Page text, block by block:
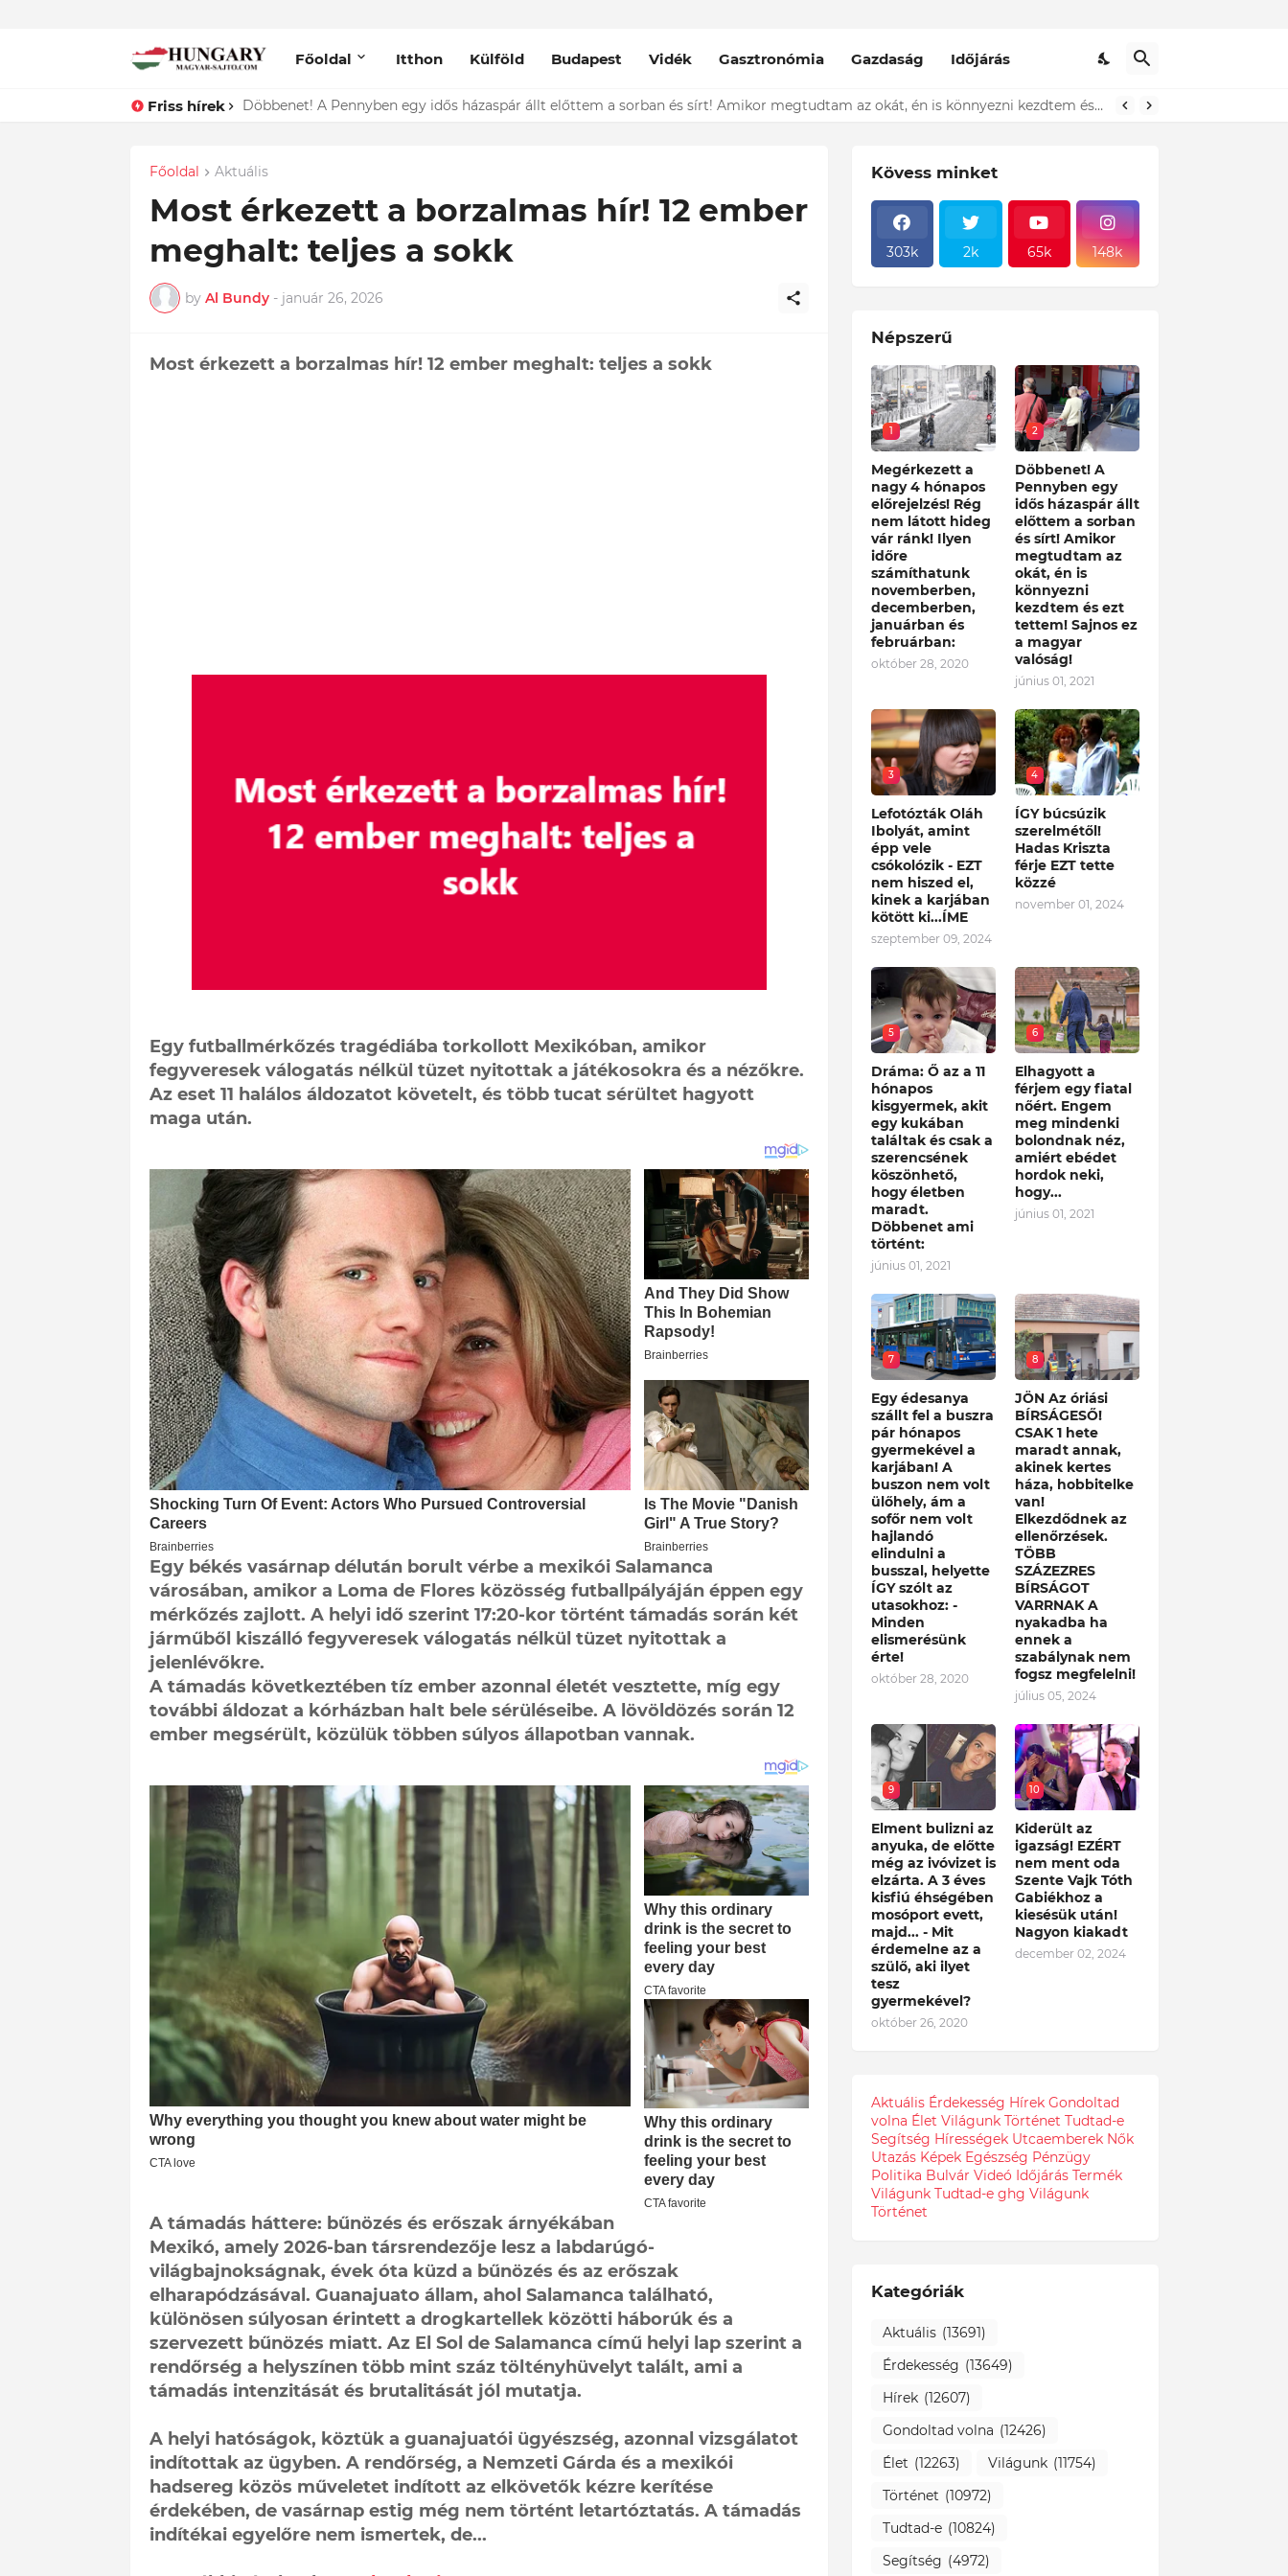
Főoldal Itthon Külföld Budapest Vidék Gasztronómia Gazdaság Időjárás
Friss hírek Lefotózták Oláh Ibolyát, amint épp vele csókolózik - EZT nem hiszed el, kinek a karjában kötött ki...ÍME
Főoldal Aktuális
Most érkezett a borzalmas hír! 12 ember
meghalt: teljes a sokk
by Al Bundy - január 26, 2026
Most érkezett a borzalmas hír! 12 ember meghalt: teljes a sokk
Egy futballmérkőzés tragédiába torkollott Mexikóban, amikor
fegyveresek válogatás nélkül tüzet nyitottak a játékosokra és a nézőkre.
Az eset 11 halálos áldozatot követelt, és több tucat sérültet hagyott
maga után.
Egy békés vasárnap délután borult vérbe a mexikói Salamanca
városában, amikor a Loma de Flores közösség futballpályáján éppen egy
mérkőzés zajlott. A helyi idő szerint 17:20-kor történt támadás során két
járműből kiszálló fegyveresek válogatás nélkül tüzet nyitottak a
jelenlévőkre.
A támadás következtében tíz ember azonnal életét vesztette, míg egy
további áldozat a kórházban halt bele sérüléseibe. A lövöldözés során 12
ember megsérült, közülük többen súlyos állapotban vannak.
A támadás háttere: bűnözés és erőszak árnyékában
Mexikó, amely 2026-ban társrendezője lesz a labdarúgó-
világbajnokságnak, évek óta küzd a bűnözés és az erőszak
elharapódzásával. Guanajuato állam, ahol Salamanca található,
különösen súlyosan érintett a drogkartellek közötti háborúk és a
szervezett bűnözés miatt. Az El Sol de Salamanca című helyi lap szerint a
rendőrség a helyszínen több mint száz töltényhüvelyt talált, ami a
támadás intenzitását és brutalitását jól mutatja.
A helyi hatóságok, köztük a guanajuatói ügyészség, azonnal vizsgálatot
indítottak az ügyben. A rendőrség, a Nemzeti Gárda és a mexikói
hadsereg közös műveletet indított az elkövetők kézre kerítése
érdekében, de vasárnap estig még nem történt letartóztatás. A támadás
indítékai egyelőre nem ismertek, de...
Kövess minket
303k 2k 65k 148k
Népszerű
1
Megérkezett a
nagy 4 hónapos
előrejelzés! Rég
nem látott hideg
vár ránk! Ilyen
időre
számíthatunk
novemberben,
decemberben,
januárban és
februárban:
október 28, 2020
2
Döbbenet! A
Pennyben egy
idős házaspár állt
előttem a sorban
és sírt! Amikor
megtudtam az
okát, én is
könnyezni
kezdtem és ezt
tettem! Sajnos ez
a magyar
valóság!
június 01, 2021
3
Lefotózták Oláh
Ibolyát, amint
épp vele
csókolózik - EZT
nem hiszed el,
kinek a karjában
kötött ki...ÍME
szeptember 09, 2024
4
ÍGY búcsúzik
szerelmétől!
Hadas Kriszta
férje EZT tette
közzé
november 01, 2024
5
Dráma: Ő az a 11
hónapos
kisgyermek, akit
egy kukában
találtak és csak a
szerencsének
köszönhető,
hogy életben
maradt.
Döbbenet ami
történt:
június 01, 2021
6
Elhagyott a
férjem egy fiatal
nőért. Engem
meg mindenki
bolondnak néz,
amiért ebédet
hordok neki,
hogy...
június 01, 2021
7
Egy édesanya
szállt fel a buszra
pár hónapos
gyermekével a
karjában! A
buszon nem volt
ülőhely, ám a
sofőr nem volt
hajlandó
elindulni a
busszal, helyette
ÍGY szólt az
utasokhoz: -
Minden
elismerésünk
érte!
október 28, 2020
8
JÖN Az óriási
BÍRSÁGESŐ!
CSAK 1 hete
maradt annak,
akinek kertes
háza, hobbitelke
van!
Elkezdődnek az
ellenőrzések.
TÖBB
SZÁZEZRES
BÍRSÁGOT
VARRNAK A
nyakadba ha
ennek a
szabálynak nem
fogsz megfelelni!
július 05, 2024
9
Elment bulizni az
anyuka, de előtte
még az ivóvizet is
elzárta. A 3 éves
kisfiú éhségében
mosóport evett,
majd... - Mit
érdemelne az a
szülő, aki ilyet
tesz
gyermekével?
október 26, 2020
10
Kiderült az
igazság! EZÉRT
nem ment oda
Szente Vajk Tóth
Gabiékhoz a
kiesésük után!
Nagyon kiakadt
december 02, 2024
Aktuális Érdekesség Hírek Gondoltad
volna Élet Világunk Történet Tudtad-e
Segítség Hírességek Utcaemberek Nők
Utazás Képek Egészség Pénzügy
Politika Bulvár Videó Időjárás Termék
Világunk Tudtad-e ghg Világunk
Történet
Kategóriák
Aktuális (13691)
Érdekesség (13649)
Hírek (12607)
Gondoltad volna (12426)
Élet (12263) Világunk (11754)
Történet (10972)
Tudtad-e (10824)
Segítség (4972)